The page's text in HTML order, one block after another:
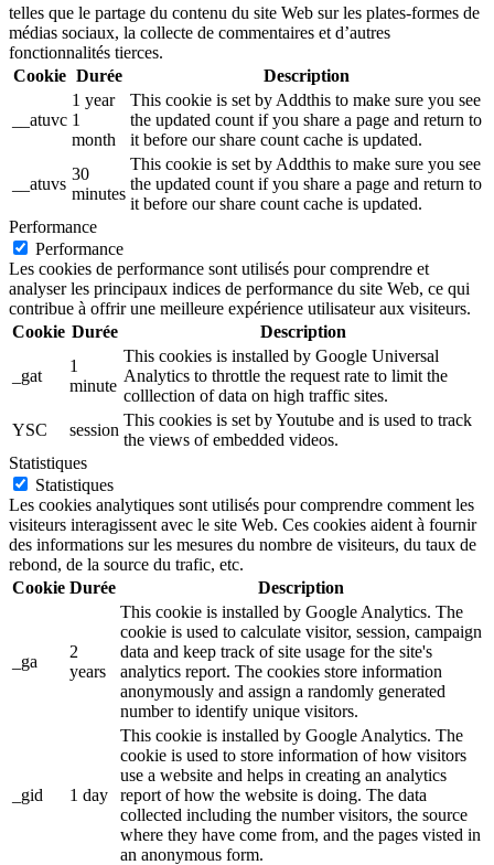
telles que le partage du contenu du site Web sur les plates-formes de
médias sociaux, la collecte de commentaires et d’autres
fonctionnalités tierces.
Cookie Durée Description
__atuvc
1 year
1
month
This cookie is set by Addthis to make sure you see
the updated count if you share a page and return to
it before our share count cache is updated.
__atuvs
30
minutes
This cookie is set by Addthis to make sure you see
the updated count if you share a page and return to
it before our share count cache is updated.
Performance
Performance
Les cookies de performance sont utilisés pour comprendre et
analyser les principaux indices de performance du site Web, ce qui
contribue à offrir une meilleure expérience utilisateur aux visiteurs.
Cookie Durée Description
_gat
1
minute
This cookies is installed by Google Universal
Analytics to throttle the request rate to limit the
colllection of data on high traffic sites.
YSC
session
This cookies is set by Youtube and is used to track
the views of embedded videos.
Statistiques
Statistiques
Les cookies analytiques sont utilisés pour comprendre comment les
visiteurs interagissent avec le site Web. Ces cookies aident à fournir
des informations sur les mesures du nombre de visiteurs, du taux de
rebond, de la source du trafic, etc.
Cookie Durée Description
_ga
2
years
This cookie is installed by Google Analytics. The
cookie is used to calculate visitor, session, campaign
data and keep track of site usage for the site's
analytics report. The cookies store information
anonymously and assign a randomly generated
number to identify unique visitors.
_gid 1 day
This cookie is installed by Google Analytics. The
cookie is used to store information of how visitors
use a website and helps in creating an analytics
report of how the website is doing. The data
collected including the number visitors, the source
where they have come from, and the pages visted in
an anonymous form.